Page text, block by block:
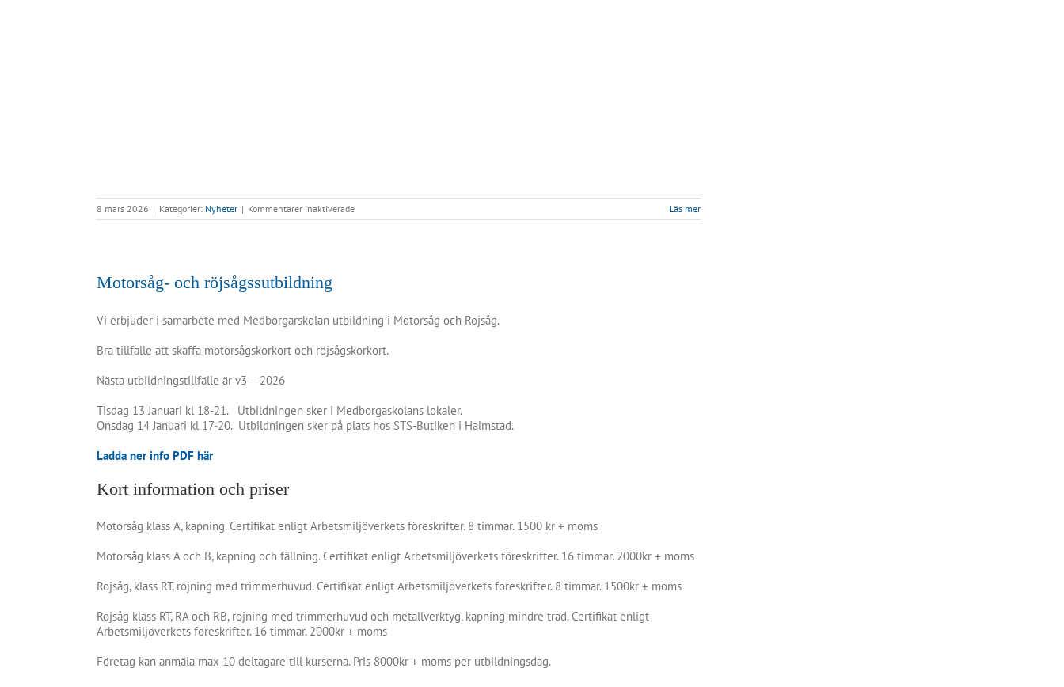
8 mars 2026 | Kategorier: Nyheter | Kommentarer inaktiveradeför
Stiga
Läs mer
Motorsåg- och röjsågssutbildning
Vi erbjuder i samarbete med Medborgarskolan utbildning i Motorsåg och Röjsåg.
Bra tillfälle att skaffa motorsågskörkort och röjsågskörkort.
Nästa utbildningstillfälle är v3 – 2026
Tisdag 13 Januari kl 18-21. Utbildningen sker i Medborgaskolans lokaler.
Onsdag 14 Januari kl 17-20. Utbildningen sker på plats hos STS-Butiken i Halmstad.
Ladda ner info PDF här
Kort information och priser
Motorsåg klass A, kapning. Certifikat enligt Arbetsmiljöverkets föreskrifter. 8 timmar. 1500 kr + moms
Motorsåg klass A och B, kapning och fällning. Certifikat enligt Arbetsmiljöverkets föreskrifter. 16 timmar. 2000kr + moms
Röjsåg, klass RT, röjning med trimmerhuvud. Certifikat enligt Arbetsmiljöverkets föreskrifter. 8 timmar. 1500kr + moms
Röjsåg klass RT, RA och RB, röjning med trimmerhuvud och metallverktyg, kapning mindre träd. Certifikat enligt
Arbetsmiljöverkets föreskrifter. 16 timmar. 2000kr + moms
Företag kan anmäla max 10 deltagare till kurserna. Pris 8000kr + moms per utbildningsdag.